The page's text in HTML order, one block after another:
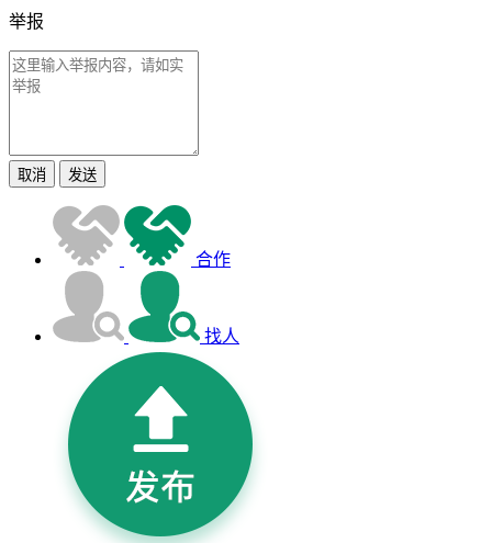
举报
取消 发送
合作
找人